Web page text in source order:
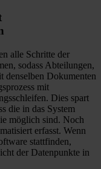
alle Schritte der
sodass Abteilungen,
denselben Dokumenten
mit
Dies spart
die in das System
möglich sind. Noch
erfasst. Wenn
stattfinden,
der Datenpunkte in